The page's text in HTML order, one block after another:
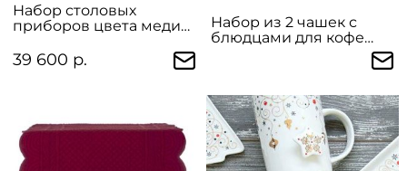
Набор столовых
приборов цвета меди
39 600 р.
Набор из 2 чашек с
блюдцами для кофе
подарочной упаковке